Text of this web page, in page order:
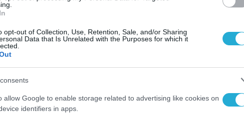
opt-out of Collection, Use, Retention, Sale, and/or Sharing
Data that Is Unrelated with the Purposes for which it
allow Google to enable storage related to advertising like cookies on
identifiers in apps.
Χαρακτήρα, ορίζεται ως κεντρική αρχή
για την εφαρμογή του AI Act.
αναλαμβάνει τον ρόλο της
Τεχνητής Νοημοσύνης, με σκοπό την
του νέου πλαισίου.